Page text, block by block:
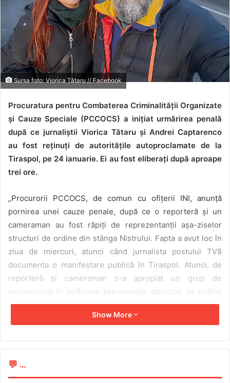
Sursa foto: Viorica Tătaru // Facebook
Procuratura pentru Combaterea Criminalității Organizate
și Cauze Speciale (PCCOCS) a inițiat urmărirea penală
după ce jurnaliștii Viorica Tătaru și Andrei Captarenco
au fost reținuți de autoritățile autoproclamate de la
Tiraspol, pe 24 ianuarie. Ei au fost eliberați după aproape
trei ore.
„Procurorii PCCOCS, de comun cu ofițerii INI, anunță
pornirea unei cauze penale, după ce o reporteră și un
cameraman au fost răpiți de reprezentanții așa-ziselor
structuri de ordine din stânga Nistrului. Fapta a avut loc în
ziua de miercuri, atunci când jurnalista postului TV8
documenta o manifestare publică în Tiraspol. Atunci, de
reporteră și cameraman s-a apropiat un grup de
necunoscuți în uniforma așa-numitor structuri de ordine
ale autoproclamatelor autorități din stânga Nistrului.
Aceștia au acționat cu forța, împotriva voinței victimelor,
pagina oficială de Facebook a instituției.
Show More
💬 ...